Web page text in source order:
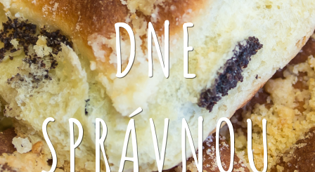
DNE
SPRÁVNOU